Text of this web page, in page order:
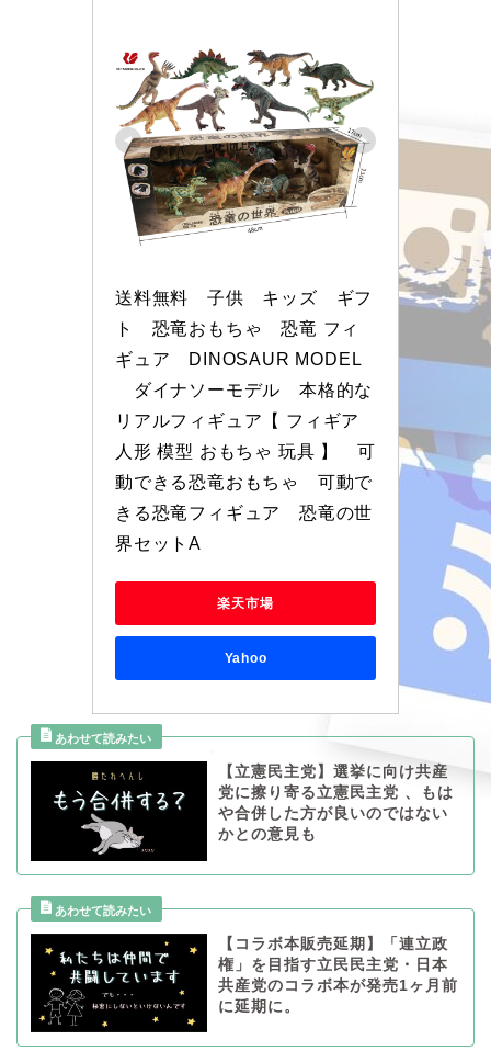
送料無料　子供　キッズ　ギフ
ト　恐竜おもちゃ　恐竜 フィ
ギュア　DINOSAUR MODEL
ダイナソーモデル　本格的な
リアルフィギュア【 フィギア
人形 模型 おもちゃ 玩具 】　可
動できる恐竜おもちゃ　可動で
きる恐竜フィギュア　恐竜の世
界セットA
楽天市場
Yahoo
【立憲民主党】選挙に向け共産
党に擦り寄る立憲民主党 、もは
や合併した方が良いのではない
かとの意見も
【コラボ本販売延期】「連立政
権」を目指す立民民主党・日本
共産党のコラボ本が発売1ヶ月前
に延期に。